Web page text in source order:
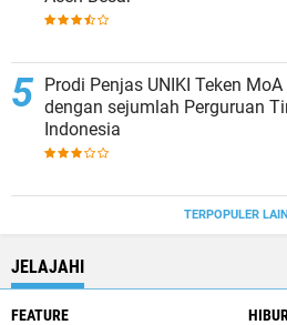
Prodi Penjas UNIKI Teken
dengan sejumlah Perguruan
Indonesia
TERPOPULER
JELAJAHI
FEATURE